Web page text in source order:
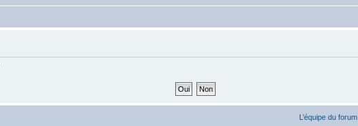
L’équipe du forum